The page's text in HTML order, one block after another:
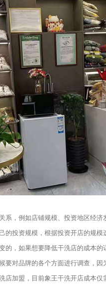
，例如店铺规模、投资地区经济
投资规模，根据投资开店的规模
的，如果想要降低干洗店的成本
对品牌的各个方面进行调查，
加盟，目前象王干洗开店成本仅